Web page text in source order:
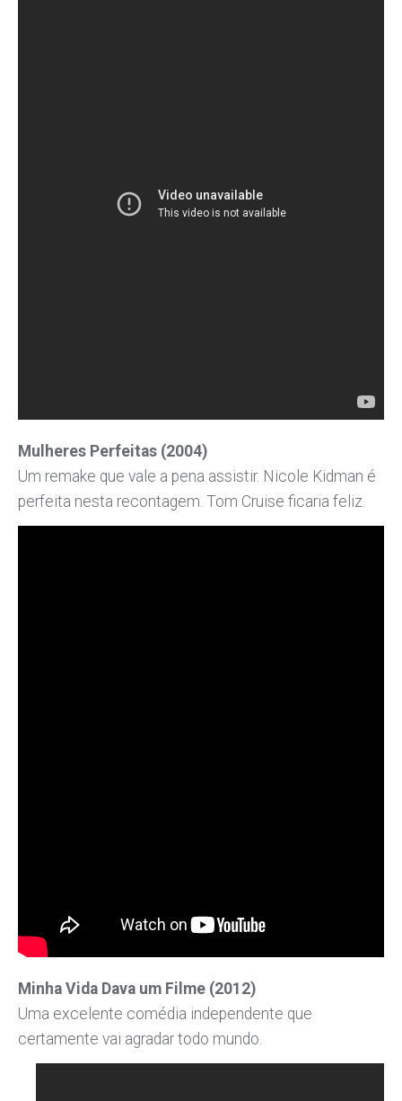
Mulheres Perfeitas (2004)
Um remake que vale a pena assistir. Nicole Kidman é
perfeita nesta recontagem. Tom Cruise ficaria feliz.
Minha Vida Dava um Filme (2012)
Uma excelente comédia independente que
certamente vai agradar todo mundo.